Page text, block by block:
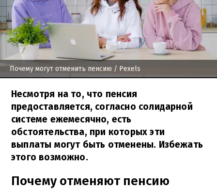
Почему могут отменить пенсию / Pexels
Несмотря на то, что пенсия
предоставляется, согласно солидарной
системе ежемесячно, есть
обстоятельства, при которых эти
выплаты могут быть отменены. Избежать
этого возможно.
Почему отменяют пенсию